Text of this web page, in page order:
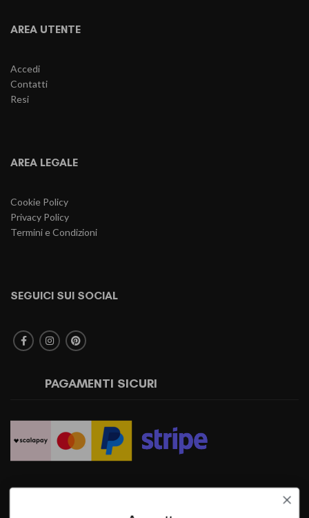
AREA UTENTE
Accedi
Contatti
Resi
AREA LEGALE
Cookie Policy
Privacy Policy
Termini e Condizioni
SEGUICI SUI SOCIAL
PAGAMENTI SICURI